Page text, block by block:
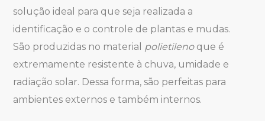
solução ideal para que seja realizada a
identificação e o controle de plantas e mudas.
São produzidas no material polietileno que é
extremamente resistente à chuva, umidade e
radiação solar. Dessa forma, são perfeitas para
ambientes externos e também internos.